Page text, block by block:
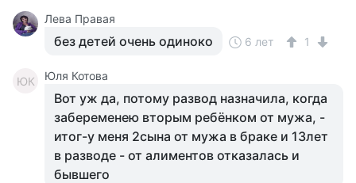
Лева Правая
без детей очень одиноко 6 лет 1
ЮК Юля Котова
Вот уж да, потому развод назначила, когда
забеременею вторым ребёнком от мужа, -
итог-у меня 2сына от мужа в браке и 13лет
в разводе - от алиментов отказалась и
бывшего